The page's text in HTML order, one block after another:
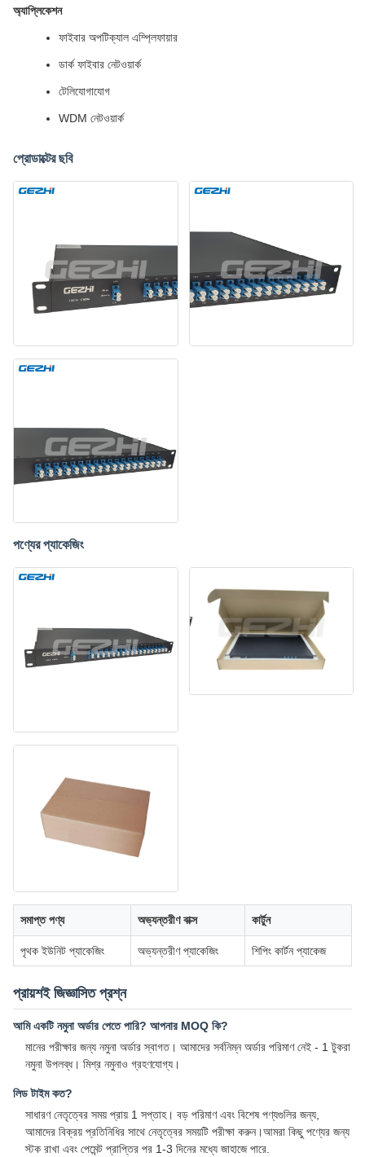
অ্যাপ্লিকেশন
ফাইবার অপটিক্যাল এম্প্লিফায়ার
ডার্ক ফাইবার নেটওয়ার্ক
টেলিযোগাযোগ
WDM নেটওয়ার্ক
প্রোডাক্টের ছবি
পণ্যের প্যাকেজিং
সমাপ্ত পণ্য অভ্যন্তরীণ বাক্স কার্টুন
পৃথক ইউনিট প্যাকেজিং অভ্যন্তরীণ প্যাকেজিং শিপিং কার্টন প্যাকেজ
প্রায়শই জিজ্ঞাসিত প্রশ্ন
আমি একটি নমুনা অর্ডার পেতে পারি? আপনার MOQ কি?
মানের পরীক্ষার জন্য নমুনা অর্ডার স্বাগত। আমাদের সর্বনিম্ন অর্ডার পরিমাণ নেই - 1 টুকরা
নমুনা উপলব্ধ। মিশ্র নমুনাও গ্রহণযোগ্য।
লিড টাইম কত?
সাধারণ নেতৃত্বের সময় প্রায় 1 সপ্তাহ। বড় পরিমাণ এবং বিশেষ পণ্যগুলির জন্য,
আমাদের বিক্রয় প্রতিনিধির সাথে নেতৃত্বের সময়টি পরীক্ষা করুন।আমরা কিছু পণ্যের জন্য
স্টক রাখা এবং পেমেন্ট প্রাপ্তির পর 1-3 দিনের মধ্যে জাহাজে পারে.